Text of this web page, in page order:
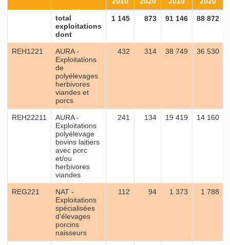
total
exploitations
dont
1 145 873 91 146 88 872
REH1221
AURA -
Exploitations
de
polyélevages
herbivores
viandes et
porcs
432 314 38 749 36 530
REH22211
AURA -
Exploitations
polyélevage
bovins laitiers
avec porc
et/ou
herbivores
viandes
241 134 19 419 14 160
REG221
NAT -
Exploitations
spécialisées
d'élevages
porcins
naisseurs
112 94 1 373 1 788